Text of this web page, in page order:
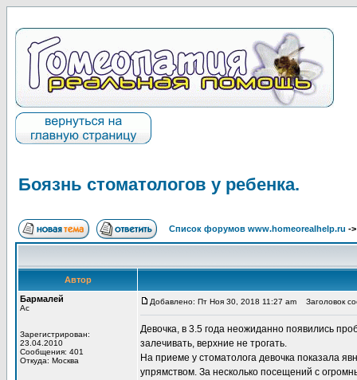
Боязнь стоматологов у ребенка.
Список форумов www.homeorealhelp.ru -
Автор
Бармалей
Ас
Зарегистрирован:
23.04.2010
Сообщения: 401
Откуда: Москва
Добавлено: Пт Ноя 30, 2018 11:27 am Заголовок
Девочка, в 3.5 года неожиданно появились
залечивать, верхние не трогать.
На приеме у стоматолога девочка показала
упрямством. За несколько посещений с